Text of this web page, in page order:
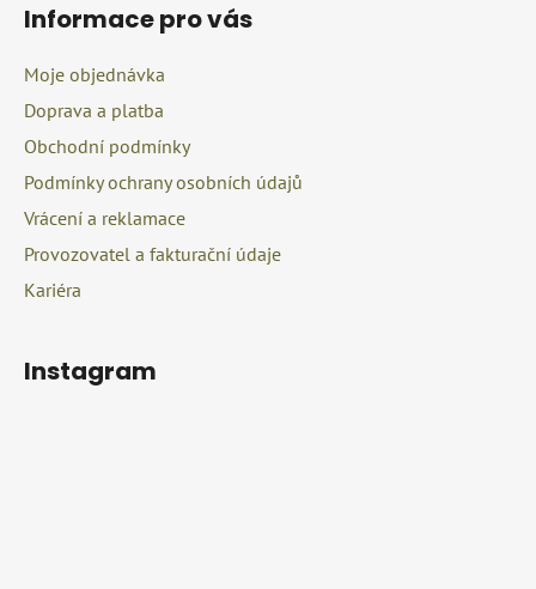
ý
i
s
Informace pro vás
Moje objednávka
Doprava a platba
Obchodní podmínky
Podmínky ochrany osobních údajů
Vrácení a reklamace
Provozovatel a fakturační údaje
Kariéra
Instagram